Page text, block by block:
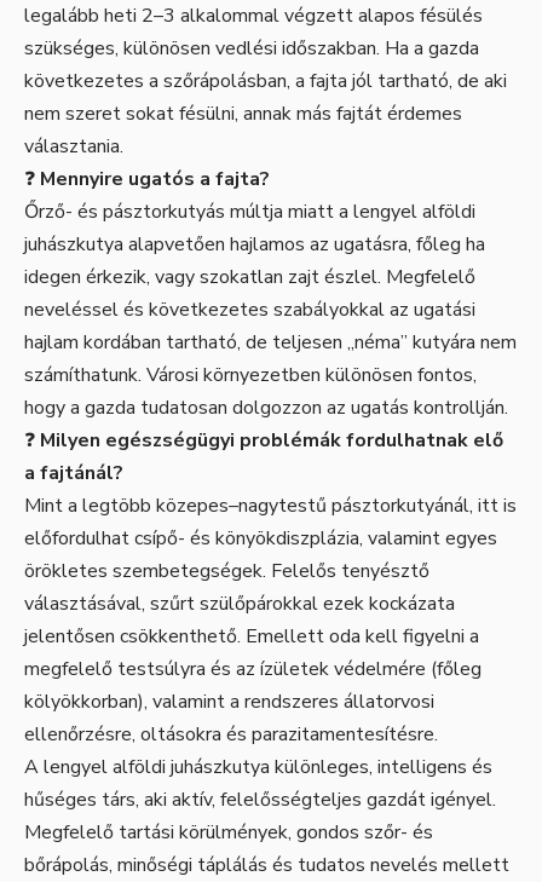
legalább heti 2–3 alkalommal végzett alapos fésülés
szükséges, különösen vedlési időszakban. Ha a gazda
következetes a szőrápolásban, a fajta jól tartható, de aki
nem szeret sokat fésülni, annak más fajtát érdemes
választania.
❓ Mennyire ugatós a fajta?
Őrző- és pásztorkutyás múltja miatt a lengyel alföldi
juhászkutya alapvetően hajlamos az ugatásra, főleg ha
idegen érkezik, vagy szokatlan zajt észlel. Megfelelő
neveléssel és következetes szabályokkal az ugatási
hajlam kordában tartható, de teljesen „néma” kutyára nem
számíthatunk. Városi környezetben különösen fontos,
hogy a gazda tudatosan dolgozzon az ugatás kontrollján.
❓ Milyen egészségügyi problémák fordulhatnak elő
a fajtánál?
Mint a legtöbb közepes–nagytestű pásztorkutyánál, itt is
előfordulhat csípő- és könyökdiszplázia, valamint egyes
örökletes szembetegségek. Felelős tenyésztő
választásával, szűrt szülőpárokkal ezek kockázata
jelentősen csökkenthető. Emellett oda kell figyelni a
megfelelő testsúlyra és az ízületek védelmére (főleg
kölyökkorban), valamint a rendszeres állatorvosi
ellenőrzésre, oltásokra és parazitamentesítésre.
A lengyel alföldi juhászkutya különleges, intelligens és
hűséges társ, aki aktív, felelősségteljes gazdát igényel.
Megfelelő tartási körülmények, gondos szőr- és
bőrápolás, minőségi táplálás és tudatos nevelés mellett